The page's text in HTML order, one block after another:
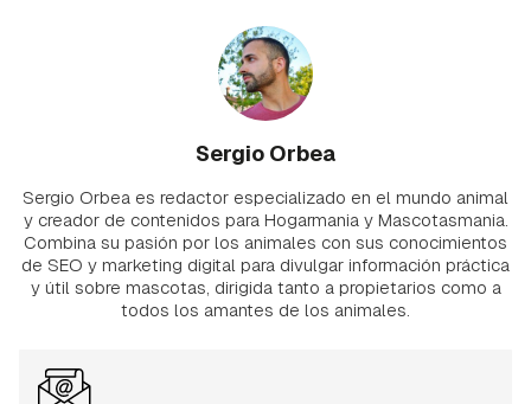
Sergio Orbea
Sergio Orbea es redactor especializado en el mundo animal
y creador de contenidos para Hogarmania y Mascotasmania.
Combina su pasión por los animales con sus conocimientos
de SEO y marketing digital para divulgar información práctica
y útil sobre mascotas, dirigida tanto a propietarios como a
todos los amantes de los animales.